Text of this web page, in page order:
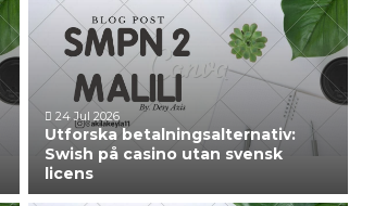
24 Jul 2026
Utforska betalningsalternativ:
Swish på casino utan svensk
licens